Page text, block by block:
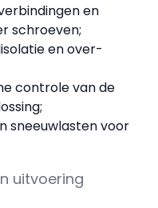
en
schroeven;
en over-
controle van de
sneeuwlasten voor
uitvoering